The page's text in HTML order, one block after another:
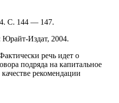
С. 144 — 147.
Издат, 2004.
речь идет о
подряда на капитальное
рекомендации